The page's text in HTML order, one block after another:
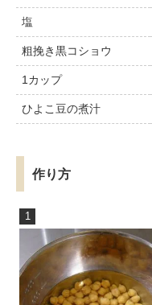
塩
粗挽き黒コショウ
1カップ
ひよこ豆の煮汁
作り方
1